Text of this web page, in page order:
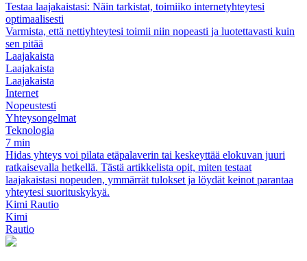
Testaa laajakaistasi: Näin tarkistat, toimiiko internetyhteytesi
optimaalisesti
Varmista, että nettiyhteytesi toimii niin nopeasti ja luotettavasti kuin
sen pitää
Laajakaista
Laajakaista
Laajakaista
Internet
Nopeustesti
Yhteysongelmat
Teknologia
7 min
Hidas yhteys voi pilata etäpalaverin tai keskeyttää elokuvan juuri
ratkaisevalla hetkellä. Tästä artikkelista opit, miten testaat
laajakaistasi nopeuden, ymmärrät tulokset ja löydät keinot parantaa
yhteytesi suorituskykyä.
Kimi Rautio
Kimi
Rautio